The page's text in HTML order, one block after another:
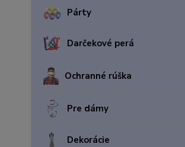
Párty
Darčekové perá
Ochranné rúška
Pre dámy
Dekorácie